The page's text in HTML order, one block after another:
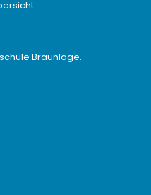
Braunlage.